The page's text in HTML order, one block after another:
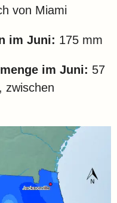
von Miami
im Juni: 175 mm
im Juni: 57
zwischen